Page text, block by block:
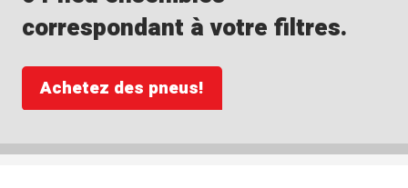
correspondant à votre filtres.
Achetez des pneus!